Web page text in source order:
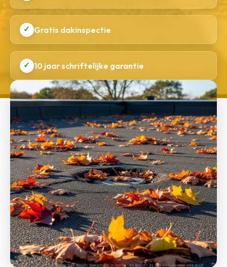
✓ Gratis dakinspectie
✓ 10 jaar schriftelijke garantie